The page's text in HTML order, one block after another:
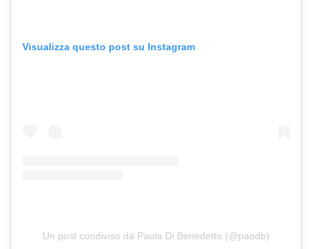
Visualizza questo post su Instagram
Un post condiviso da Paola Di Benedetto (@paodb)